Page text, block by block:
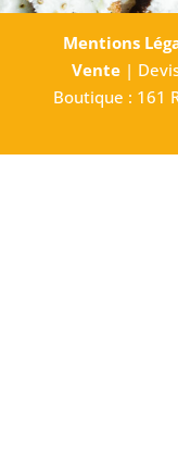
Mentions
Vente |
Boutique : 161